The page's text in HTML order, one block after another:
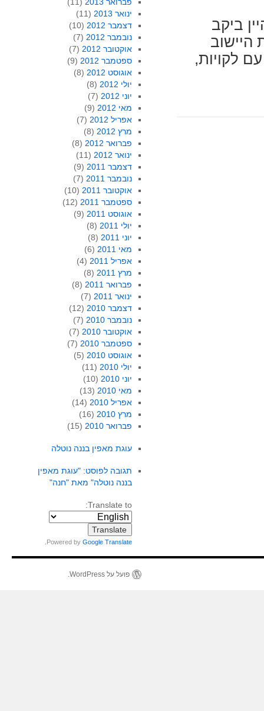
ביקב
היישוב
לקויות,
ינואר 2013
(11)
דצמבר 2012
(10)
נובמבר 2012
(7)
אוקטובר 2012
(7)
ספטמבר 2012
(9)
אוגוסט 2012
(8)
יולי 2012
(8)
יוני 2012
(7)
מאי 2012
(9)
אפריל 2012
(7)
מרץ 2012
(8)
פברואר 2012
(8)
ינואר 2012
(11)
דצמבר 2011
(9)
נובמבר 2011
(7)
אוקטובר 2011
(10)
ספטמבר 2011
(12)
אוגוסט 2011
(9)
יולי 2011
(8)
יוני 2011
(8)
מאי 2011
(6)
אפריל 2011
(4)
מרץ 2011
(8)
פברואר 2011
(8)
ינואר 2011
(7)
דצמבר 2010
(12)
נובמבר 2010
(7)
אוקטובר 2010
(7)
ספטמבר 2010
(7)
אוגוסט 2010
(5)
יולי 2010
(11)
יוני 2010
(10)
מאי 2010
(13)
אפריל 2010
(14)
מרץ 2010
(16)
פברואר 2010
(15)
עוגת מאפין בננה נוטלה
תגובה לפוסט: "עוגת מאפין
בננה נוטלה" מאת "חנה"
Translate to:
Powered byGoogle Translate
פועל על WordPress.